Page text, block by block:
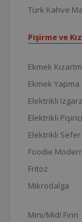
Türk Kahve
Pişirme ve
Ekmek
Ekmek Yapma
Elektrikli Izgara
Elektrikli Pişirici
Elektrikli Sefer
Foodie
Fritöz
Mikrodalga
Mini/Midi Fırın